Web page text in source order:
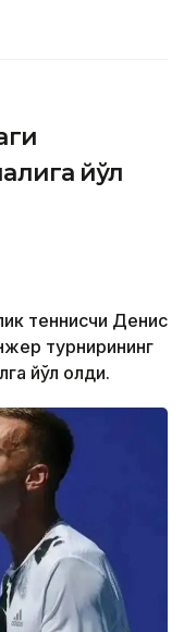
йўл
теннисчи Денис
турнирининг
йўл олди.